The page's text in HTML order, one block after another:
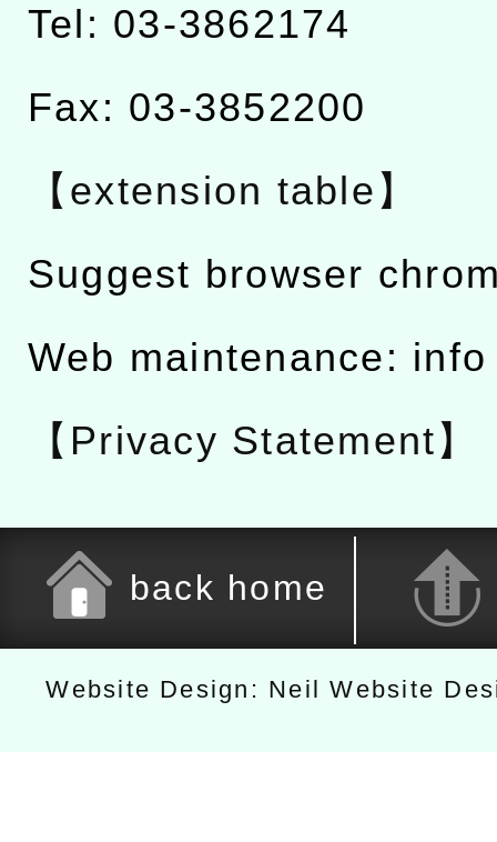
Tel: 03-3862174
Fax: 03-3852200
【extension table】
Suggest browser
Web maintenance:
【Privacy Statement】
back home
Website Design: Neil Website